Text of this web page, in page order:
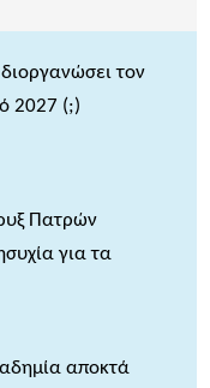
τον
2027 (;)
Πατρών
για τα
αποκτά